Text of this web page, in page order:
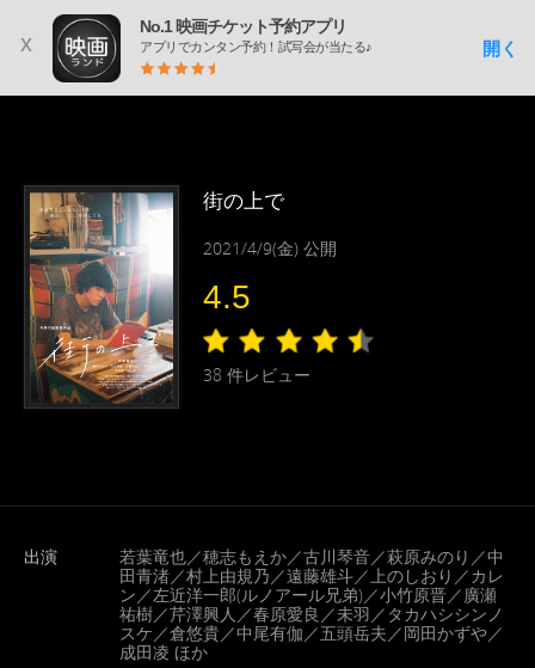
x
No.1 映画チケット予約アプリ
アプリでカンタン予約！試写会が当たる♪ 開く
街の上で
2021/4/9(金) 公開
4.5
38 件レビュー
出演
若葉竜也／穂志もえか／古川琴音／萩原みのり／中
田青渚／村上由規乃／遠藤雄斗／上のしおり／カレ
ン／左近洋一郎(ルノアール兄弟)／小竹原晋／廣瀬
祐樹／芹澤興人／春原愛良／未羽／タカハシシンノ
スケ／倉悠貴／中尾有伽／五頭岳夫／岡田かずや／
成⽥凌 ほか